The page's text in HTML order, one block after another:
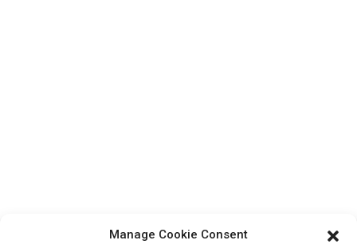
fannie@hzdlpack.comManage Cookie Consent